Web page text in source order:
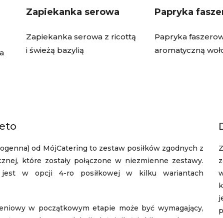
Zapiekanka serowa
Zapiekanka serowa z ricottą
i świeżą bazylią
Papryka
Papryka
aromatyczną
od MójCatering to zestaw posiłków zgodnych z
które zostały połączone w niezmienne zestawy.
jest w opcji 4-ro posiłkowej w kilku wariantach
w początkowym etapie może być wymagający,